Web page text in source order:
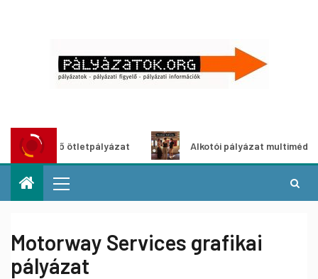
ötletpályázat Alkotói pályázat multimédia-
Motorway Services grafikai
pályázat